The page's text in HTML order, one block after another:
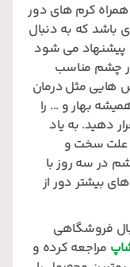
کرم های دور
باشد که به دنبال
پیشنهاد می شود
چشم مناسب
هایی مثل درمان
بهار و ... را
دهید. به یاد
علت سخت و
در سه روز با
بیشتر دور از
فروشگاهی
مراجعه کرده و